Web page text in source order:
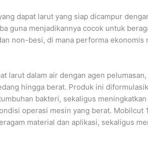
dapat larut yang siap dicampur
guna menjadikannya cocok untuk
non-besi, di mana performa ekonomis
larut dalam air dengan agen
hingga berat. Produk ini
bakteri, sekaligus
operasi mesin yang berat. Mobilcut
material dan aplikasi, sekaligus